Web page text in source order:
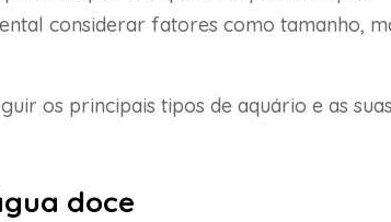
considerar fatores como tamanho,
os principais tipos de aquário e as
doce